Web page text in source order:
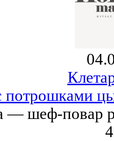
потрошками
— шеф-повар